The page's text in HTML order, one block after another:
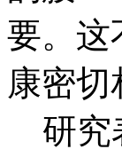
要。这
康密切
研究